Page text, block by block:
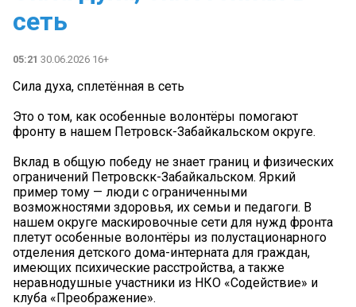
сеть
05:21 30.06.2026 16+
Сила духа, сплетённая в сеть
Это о том, как особенные волонтёры помогают
фронту в нашем Петровск-Забайкальском округе.
Вклад в общую победу не знает границ и физических
ограничений Петровскк-Забайкальском. Яркий
пример тому — люди с ограниченными
возможностями здоровья, их семьи и педагоги. В
нашем округе маскировочные сети для нужд фронта
плетут особенные волонтёры из полустационарного
отделения детского дома-интерната для граждан,
имеющих психические расстройства, а также
неравнодушные участники из НКО «Содействие» и
клуба «Преображение».